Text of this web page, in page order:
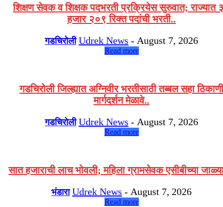
शिक्षण सेवक व शिक्षक पदभरती प्रक्रियेस सुरुवात; राज्यात
हजार २०९ रिक्त पदांची भरती..
गडचिरोली Udrek News - August 7, 2026
Read more
गडचिरोली जिल्ह्यात अग्निवीर भरतीसाठी तब्बल सहा ठिकाणी
मार्गदर्शन मेळावे..
गडचिरोली Udrek News - August 7, 2026
Read more
सात हजाराची लाच भोवली; महिला ग्रामसेवक एसीबीच्या
भंडारा Udrek News - August 7, 2026
Read more